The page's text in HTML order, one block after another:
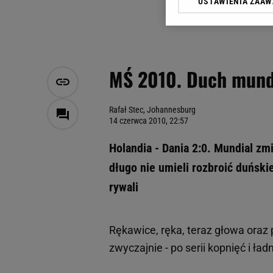
MŚ 2010. Duch
Rafał Stec, Johannesburg
14 czerwca 2010, 22:57
Holandia - Dania 2:0. Mundial
długo nie umieli rozbroić
rywali
Rękawice, ręka, teraz głowa
zwyczajnie - po serii kopnięć i
Klikając „Akceptuję”
Zaufanych Partnerów i
My, nasi Zaufani
Przechowywanie
badnie odbiorców i